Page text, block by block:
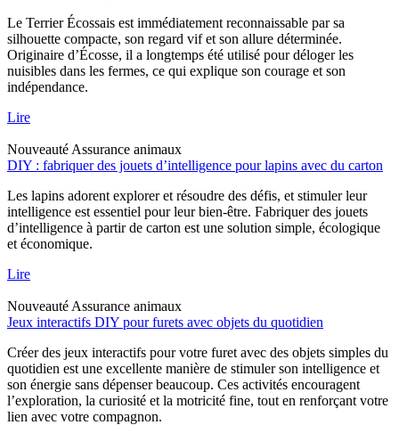
Le Terrier Écossais est immédiatement reconnaissable par sa
silhouette compacte, son regard vif et son allure déterminée.
Originaire d’Écosse, il a longtemps été utilisé pour déloger les
nuisibles dans les fermes, ce qui explique son courage et son
indépendance.
Lire
Nouveauté Assurance animaux
DIY : fabriquer des jouets d’intelligence pour lapins avec du carton
Les lapins adorent explorer et résoudre des défis, et stimuler leur
intelligence est essentiel pour leur bien-être. Fabriquer des jouets
d’intelligence à partir de carton est une solution simple, écologique
et économique.
Lire
Nouveauté Assurance animaux
Jeux interactifs DIY pour furets avec objets du quotidien
Créer des jeux interactifs pour votre furet avec des objets simples du
quotidien est une excellente manière de stimuler son intelligence et
son énergie sans dépenser beaucoup. Ces activités encouragent
l’exploration, la curiosité et la motricité fine, tout en renforçant votre
lien avec votre compagnon.